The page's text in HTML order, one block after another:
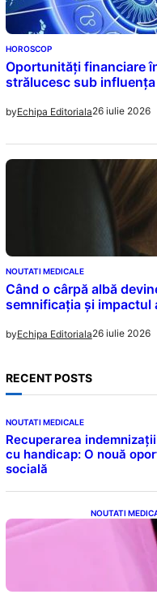
HOROSCOP
Oportunități financiare
strălucesc sub
byEchipa Editoriala26 iulie 2026
NOUTATI MEDICALE
Când o cârpă albă
semnificația și
byEchipa Editoriala26 iulie 2026
RECENT POSTS
NOUTATI MEDICALE
Recuperarea
cu handicap: O nouă
socială
NOUTATI
a